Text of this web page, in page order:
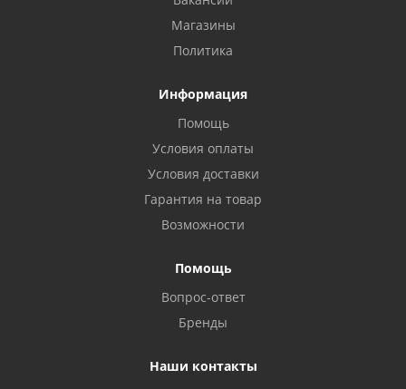
Магазины
Политика
Информация
Помощь
Условия оплаты
Условия доставки
Гарантия на товар
Возможности
Помощь
Вопрос-ответ
Бренды
Наши контакты